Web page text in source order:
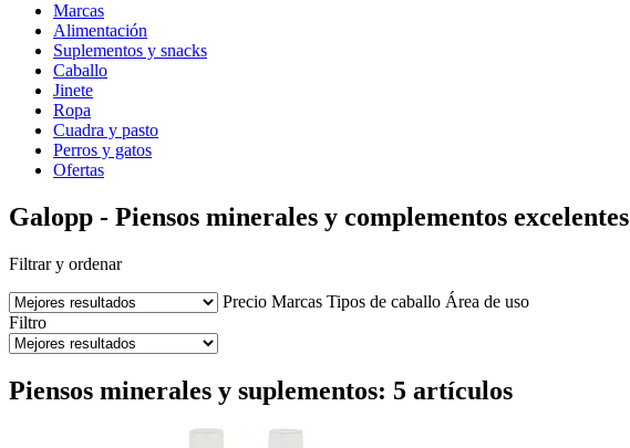
Marcas
Alimentación
Suplementos y snacks
Caballo
Jinete
Ropa
Cuadra y pasto
Perros y gatos
Ofertas
Galopp - Piensos minerales y complementos excelentes
Filtrar y ordenar
Precio Marcas Tipos de caballo Área de uso
Filtro
Piensos minerales y suplementos: 5 artículos